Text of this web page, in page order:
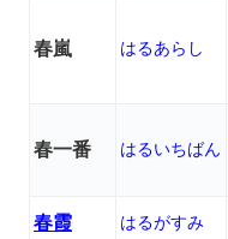
春嵐 はるあらし
春一番 はるいちばん
春霞 はるがすみ